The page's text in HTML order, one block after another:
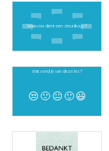
Waarvoor dient een steunkous?
Wat vond je van deze les?
😒 🙁 😐 🙂😃